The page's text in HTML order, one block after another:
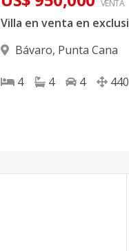
VENTA
Bávaro, Punta Cana
4 4 4 440